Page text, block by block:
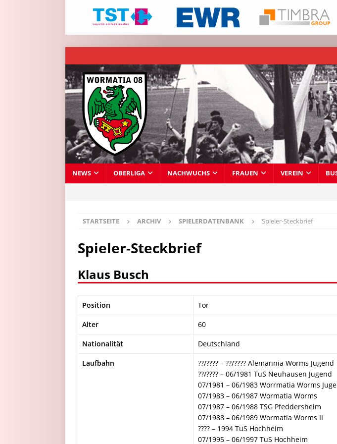
NEWS OBERLIGA NACHWUCHS FRAUEN VEREIN
STARTSEITE ARCHIV SPIELERDATENBANK Spieler-Steckbrief
Spieler-Steckbrief
Klaus Busch
Position Tor
Alter 60
Nationalität Deutschland
Laufbahn
??/???? – ??/???? Alemannia Worms Jugend
??/???? – 06/1981 TuS Neuhausen Jugend
07/1981 – 06/1983 Worrmatia Worms
07/1983 – 06/1987 Wormatia Worms
07/1987 – 06/1988 TSG Pfeddersheim
07/1988 – 06/1989 Wormatia Worms II
???? – 1994 TuS Hochheim
07/1995 – 06/1997 TuS Hochheim